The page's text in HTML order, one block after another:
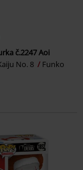
č.2247 Aoi
No. 8
Funko